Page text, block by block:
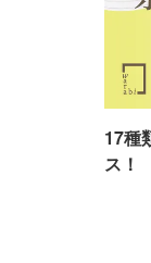
17種
ス！